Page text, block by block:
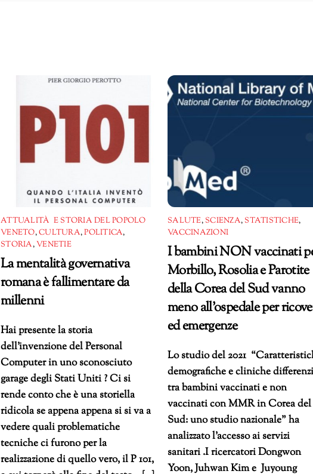
ATTUALITÀ E STORIA DEL POPOLO
VENETO,CULTURA,POLITICA,
STORIA,VENETIE
La mentalità governativa
romana è fallimentare da
millenni
Hai presente la storia
dell’invenzione del Personal
Computer in uno sconosciuto
garage degli Stati Uniti ? Ci si
rende conto che è una storiella
ridicola se appena appena si si va a
vedere quali problematiche
tecniche ci furono per la
realizzazione di quello vero, il P 101,
SALUTE,SCIENZA,STATISTICHE,
VACCINAZIONI
I bambini NON vaccinati
Morbillo, Rosolia e Parotite
della Corea del Sud vanno
meno all’ospedale per
ed emergenze
Lo studio del 2021
demografiche e cliniche
tra bambini vaccinati e non
vaccinati con MMR in Corea del
Sud: uno studio nazionale” ha
analizzato l’accesso ai servizi
sanitari .I ricercatori Dongwon
Yoon, Juhwan Kim e Juyoung